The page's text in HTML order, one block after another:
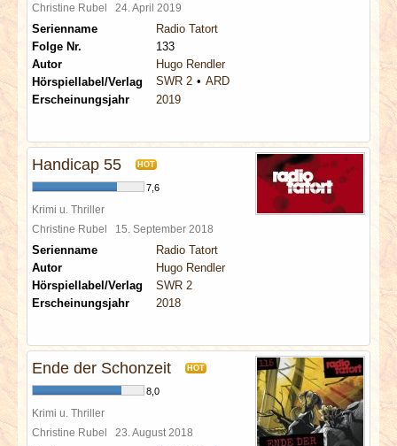
REDAKTION
LINKS
ARCHIV
Christine Rubel 24. April 2019
Serienname
Radio Tatort
Folge Nr.
133
Autor
Hugo Rendler
Hörspiellabel/Verlag
SWR 2
ARD
Erscheinungsjahr
2019
Handicap 55 HOT
7,6
Krimi u. Thriller
Christine Rubel 15. September 2018
Serienname
Radio Tatort
Autor
Hugo Rendler
Hörspiellabel/Verlag
SWR 2
Erscheinungsjahr
2018
Ende der Schonzeit HOT
8,0
Krimi u. Thriller
Christine Rubel 23. August 2018